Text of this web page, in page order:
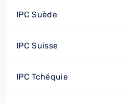
IPC Suède
IPC Suisse
IPC Tchéquie